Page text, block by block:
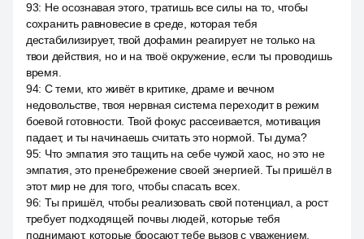
93: Не осознавая этого, тратишь все силы на то, чтобы
сохранить равновесие в среде, которая тебя
дестабилизирует, твой дофамин реагирует не только на
твои действия, но и на твоё окружение, если ты проводишь
время.
94: С теми, кто живёт в критике, драме и вечном
недовольстве, твоя нервная система переходит в режим
боевой готовности. Твой фокус рассеивается, мотивация
падает, и ты начинаешь считать это нормой. Ты дума?
95: Что эмпатия это тащить на себе чужой хаос, но это не
эмпатия, это пренебрежение своей энергией. Ты пришёл в
этот мир не для того, чтобы спасать всех.
96: Ты пришёл, чтобы реализовать свой потенциал, а рост
требует подходящей почвы людей, которые тебя
поднимают, которые бросают тебе вызов с уважением,